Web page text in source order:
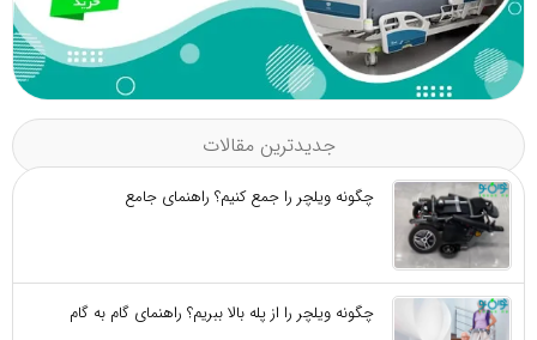
جدیدترین مقالات
چگونه ویلچر را جمع کنیم؟ راهنمای جامع
چگونه ویلچر را از پله بالا ببریم؟ راهنمای گام به گام